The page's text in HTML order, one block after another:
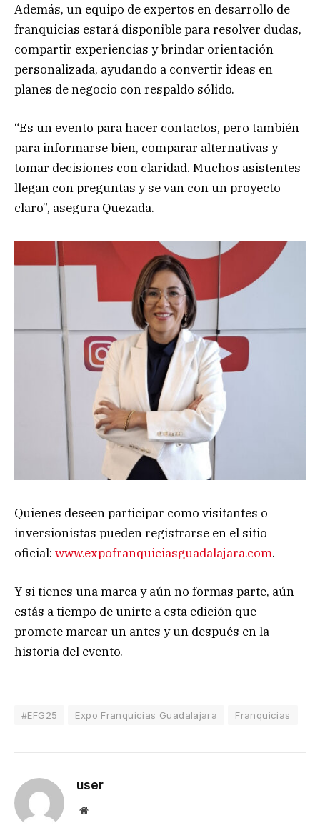
Además, un equipo de expertos en desarrollo de
franquicias estará disponible para resolver dudas,
compartir experiencias y brindar orientación
personalizada, ayudando a convertir ideas en
planes de negocio con respaldo sólido.
“Es un evento para hacer contactos, pero también
para informarse bien, comparar alternativas y
tomar decisiones con claridad. Muchos asistentes
llegan con preguntas y se van con un proyecto
claro”, asegura Quezada.
Quienes deseen participar como visitantes o
inversionistas pueden registrarse en el sitio
oficial: www.expofranquiciasguadalajara.com.
Y si tienes una marca y aún no formas parte, aún
estás a tiempo de unirte a esta edición que
promete marcar un antes y un después en la
historia del evento.
#EFG25 Expo Franquicias Guadalajara Franquicias
user
Website